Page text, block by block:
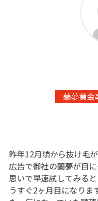
蘭夢黄金
昨年12月頃から抜け毛
広告で御社の蘭夢が目
思いで早速試してみる
うすぐ2ヶ月目になりま